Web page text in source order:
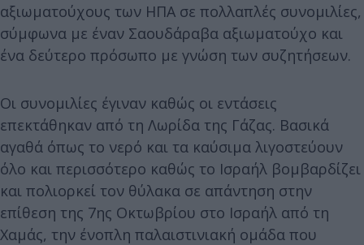
αξιωματούχους των ΗΠΑ σε πολλαπλές συνομιλίες,
σύμφωνα με έναν Σαουδάραβα αξιωματούχο και
ένα δεύτερο πρόσωπο με γνώση των συζητήσεων.
Οι συνομιλίες έγιναν καθώς οι εντάσεις
επεκτάθηκαν από τη Λωρίδα της Γάζας. Βασικά
αγαθά όπως το νερό και τα καύσιμα λιγοστεύουν
όλο και περισσότερο καθώς το Ισραήλ βομβαρδίζει
και πολιορκεί τον θύλακα σε απάντηση στην
επίθεση της 7ης Οκτωβρίου στο Ισραήλ από τη
Χαμάς, την ένοπλη παλαιστινιακή ομάδα που